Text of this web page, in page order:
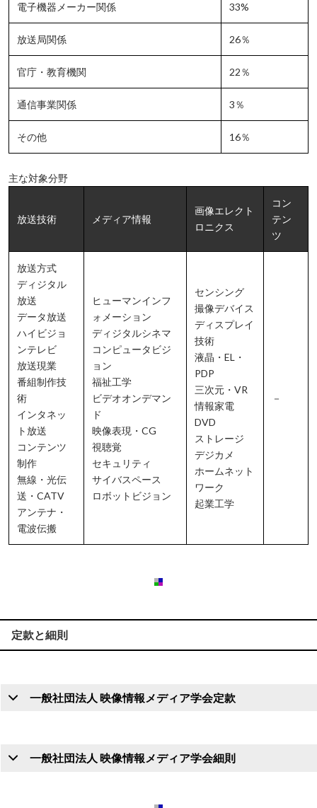
電子機器メーカー関係 33%
放送局関係 26％
官庁・教育機関 22％
通信事業関係 3％
その他 16％
主な対象分野
放送技術 メディア情報
画像エレクト
ロニクス
コン
テン
ツ
放送方式
ディジタル
放送
データ放送
ハイビジョ
ンテレビ
放送現業
番組制作技
術
インタネッ
ト放送
コンテンツ
制作
無線・光伝
送・CATV
アンテナ・
電波伝搬
ヒューマンインフ
ォメーション
ディジタルシネマ
コンピュータビジ
ョン
福祉工学
ビデオオンデマン
ド
映像表現・CG
視聴覚
セキュリティ
サイバスペース
ロボットビジョン
センシング
撮像デバイス
ディスプレイ
技術
液晶・EL・
PDP
三次元・VR
情報家電
DVD
ストレージ
デジカメ
ホームネット
ワーク
起業工学
－
定款と細則
一般社団法人 映像情報メディア学会定款
一般社団法人 映像情報メディア学会細則